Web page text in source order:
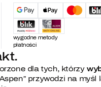
wygodne metody
płatności
dla tych, którzy
przywodzi na myśl